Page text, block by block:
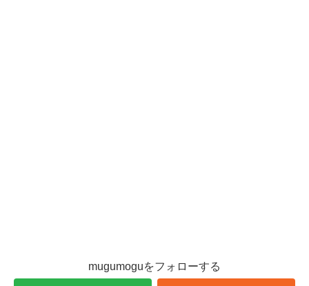
mugumoguをフォローする